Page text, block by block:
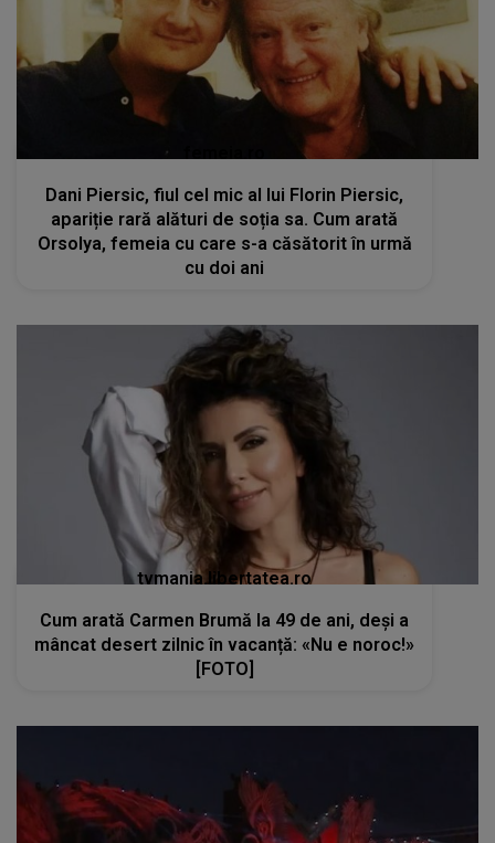
Dani Piersic, fiul cel mic al lui Florin Piersic,
apariție rară alături de soția sa. Cum arată
Orsolya, femeia cu care s-a căsătorit în urmă
cu doi ani
tvmania.libertatea.ro
Cum arată Carmen Brumă la 49 de ani, deși a
mâncat desert zilnic în vacanță: «Nu e noroc!»
[FOTO]